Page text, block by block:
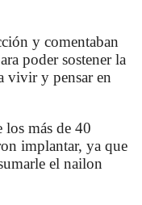
y comentaban
poder sostener la
vivir y pensar en
los más de 40
implantar, ya que
el nailon